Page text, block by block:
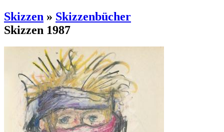
Skizzen » Skizzenbücher
Skizzen 1987